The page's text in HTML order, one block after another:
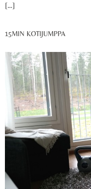
[…]
15MIN KOTIJUMPPA